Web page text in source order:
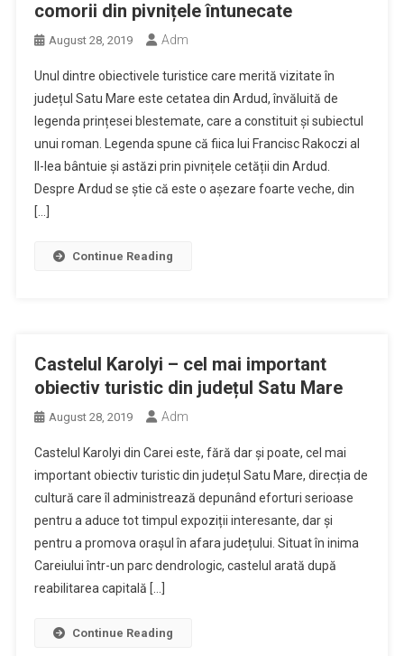
comorii din pivnițele întunecate
August 28, 2019 Adm
Unul dintre obiectivele turistice care merită vizitate în
județul Satu Mare este cetatea din Ardud, învăluită de
legenda prințesei blestemate, care a constituit și subiectul
unui roman. Legenda spune că fiica lui Francisc Rakoczi al
II-lea bântuie și astăzi prin pivnițele cetății din Ardud.
Despre Ardud se știe că este o așezare foarte veche, din
[…]
Continue Reading
Castelul Karolyi – cel mai important
obiectiv turistic din județul Satu Mare
August 28, 2019 Adm
Castelul Karolyi din Carei este, fără dar și poate, cel mai
important obiectiv turistic din județul Satu Mare, direcția de
cultură care îl administrează depunând eforturi serioase
pentru a aduce tot timpul expoziții interesante, dar și
pentru a promova orașul în afara județului. Situat în inima
Careiului într-un parc dendrologic, castelul arată după
reabilitarea capitală […]
Continue Reading